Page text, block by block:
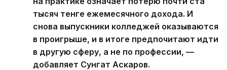
тысяч тенге ежемесячного дохода. И
снова выпускники колледжей оказываются
в проигрыше, и в итоге предпочитают идти
в другую сферу, а не по профессии, —
добавляет Сунгат Аскаров.